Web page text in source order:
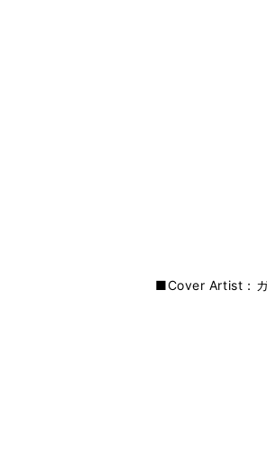
■Cover Artist：ガ